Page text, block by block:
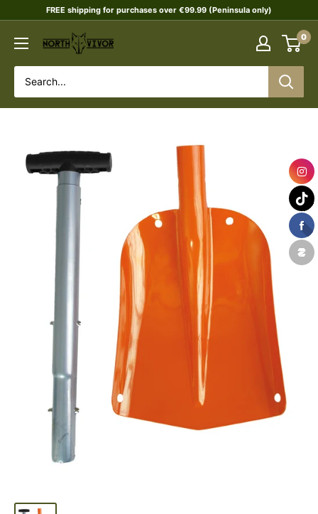
content
FREE shipping for purchases over €99.99 (Peninsula only)
NORTHVIVOR 0